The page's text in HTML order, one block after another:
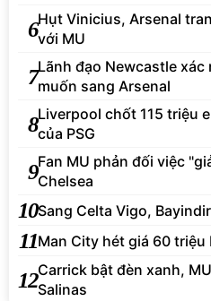
6Hụt Vinicius, Arsenal
với MU
7Lãnh đạo Newcastle xác
muốn sang Arsenal
8Liverpool chốt 115 triệu
của PSG
9Fan MU phản đối việc
Chelsea
10Sang Celta Vigo,
11Man City hét giá 60 triệu
12Carrick bật đèn xanh,
Salinas